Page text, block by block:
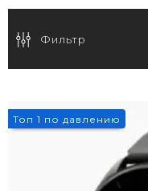
Фильтр
9%
Топ 1 по давлению